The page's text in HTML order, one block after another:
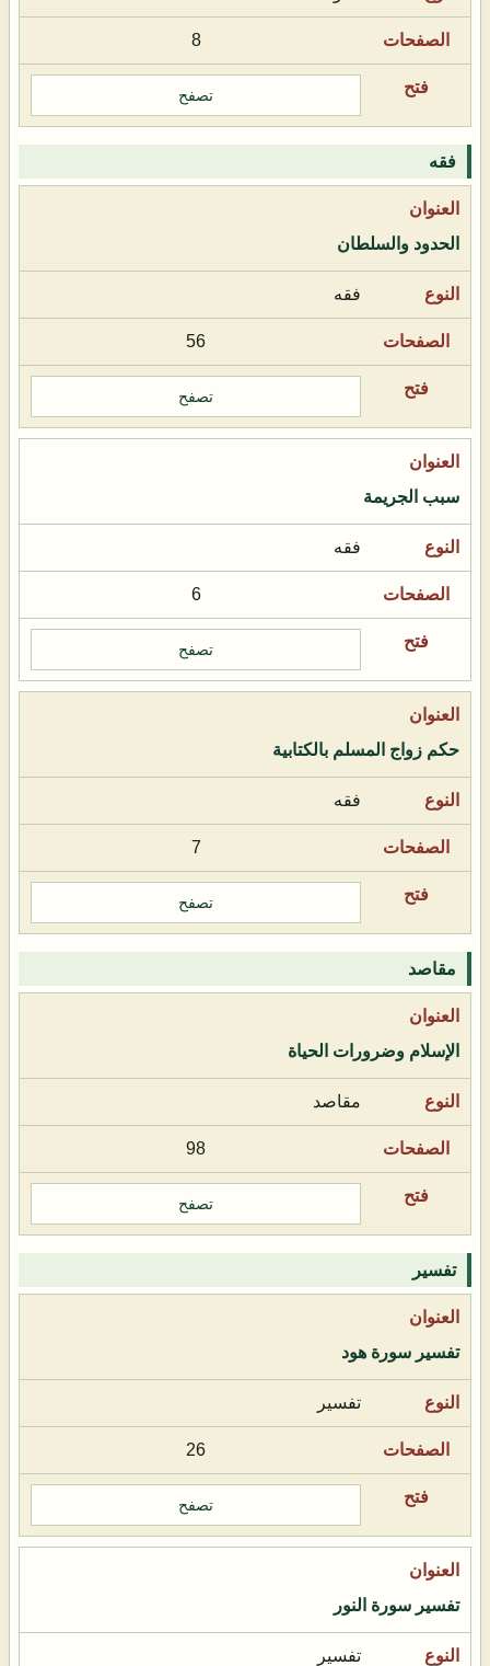
8
تصفح
فقه
الحدود والسلطان
فقه
56
تصفح
سبب الجريمة
فقه
6
تصفح
حكم زواج المسلم بالكتابية
فقه
7
تصفح
مقاصد
الإسلام وضرورات الحياة
مقاصد
98
تصفح
تفسير
تفسير سورة هود
تفسير
26
تصفح
تفسير سورة النور
تفسير